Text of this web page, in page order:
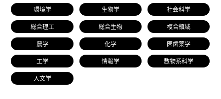
環境学 生物学 社会科学
総合理工 総合生物 複合領域
農学 化学 医歯薬学
工学 情報学 数物系科学
人文学